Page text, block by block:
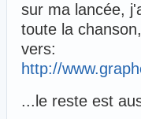
sur ma lancée,
toute la
vers:
http://
...le reste est